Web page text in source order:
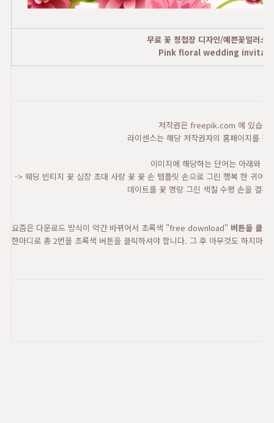
무료 꽃 청첩장 디자인/예쁜꽃일러스
Pink floral wedding
저작권은 freepik.com 에 있습니
라이센스는 해당 저작권자의 홈페이지를 참
이미지에 해당하는 단어는 아래와 같
-> 웨딩 빈티지 꽃 심장 초대 사랑 꽃 꽃 손 템플릿 손으로 그린 행복 한 귀여
데이트를 꽃 명랑 그린 색칠 수평 손을 결혼
요즘은 다운로드 방식이 약간 바뀌어서 초록색 "free download" 버튼을 클
한마디로 총 2번을 초록색 버튼을 클릭하셔야 합니다. 그 후 아무것도 하지마